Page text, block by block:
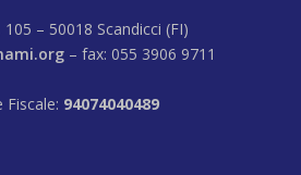
105 – 50018 Scandicci (FI)
– fax: 055 3906 9711
Fiscale: 94074040489